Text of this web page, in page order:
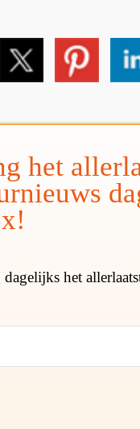
het
het